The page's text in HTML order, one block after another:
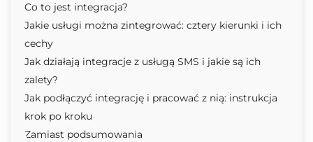
Co to jest integracja?
Jakie usługi można zintegrować: cztery kierunki i ich
cechy
Jak działają integracje z usługą SMS i jakie są ich
zalety?
Jak podłączyć integrację i pracować z nią: instrukcja
krok po kroku
Zamiast podsumowania